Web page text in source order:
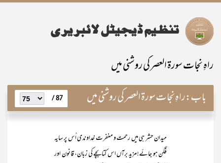
راہِ نجات سورۃ العصر کی روشنی میں
باب:راہِ نجات سورۃ العصر کی روشنی میں 87 /
میدان حشر ہی میں رحمت و مغفرت خداوندی اُس پر سایہ
فگن ہو جائے! مزید برآں اس کتابچے کی زبان، قانون اور